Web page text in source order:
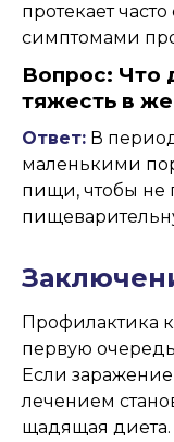
протекает
симптомами
Вопрос: Что
тяжесть в
Ответ: В
маленькими
пищи, чтобы не
Профилактика
первую
Если
лечением
щадящая диета.